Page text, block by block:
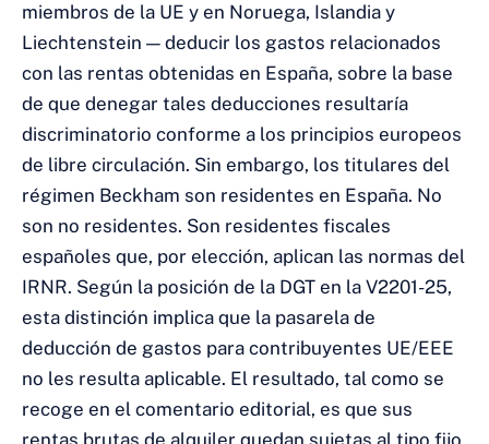
miembros de la UE y en Noruega, Islandia y
Liechtenstein — deducir los gastos relacionados
con las rentas obtenidas en España, sobre la base
de que denegar tales deducciones resultaría
discriminatorio conforme a los principios europeos
de libre circulación. Sin embargo, los titulares del
régimen Beckham son residentes en España. No
son no residentes. Son residentes fiscales
españoles que, por elección, aplican las normas del
IRNR. Según la posición de la DGT en la V2201-25,
esta distinción implica que la pasarela de
deducción de gastos para contribuyentes UE/EEE
no les resulta aplicable. El resultado, tal como se
recoge en el comentario editorial, es que sus
rentas brutas de alquiler quedan sujetas al tipo fijo